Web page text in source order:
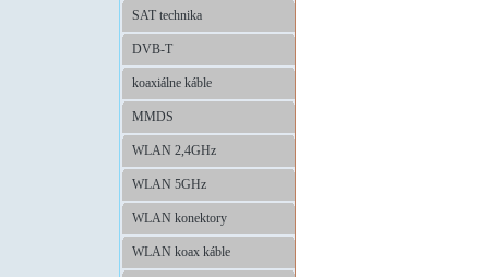
SAT technika
DVB-T
koaxiálne káble
MMDS
WLAN 2,4GHz
WLAN 5GHz
WLAN konektory
WLAN koax káble